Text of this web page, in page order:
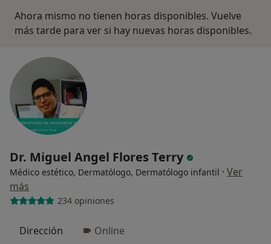
Ahora mismo no tienen horas disponibles. Vuelve
más tarde para ver si hay nuevas horas disponibles.
Dr. Miguel Angel Flores Terry
Médico estético, Dermatólogo, Dermatólogo infantil · Ver
más
234 opiniones
Dirección Online